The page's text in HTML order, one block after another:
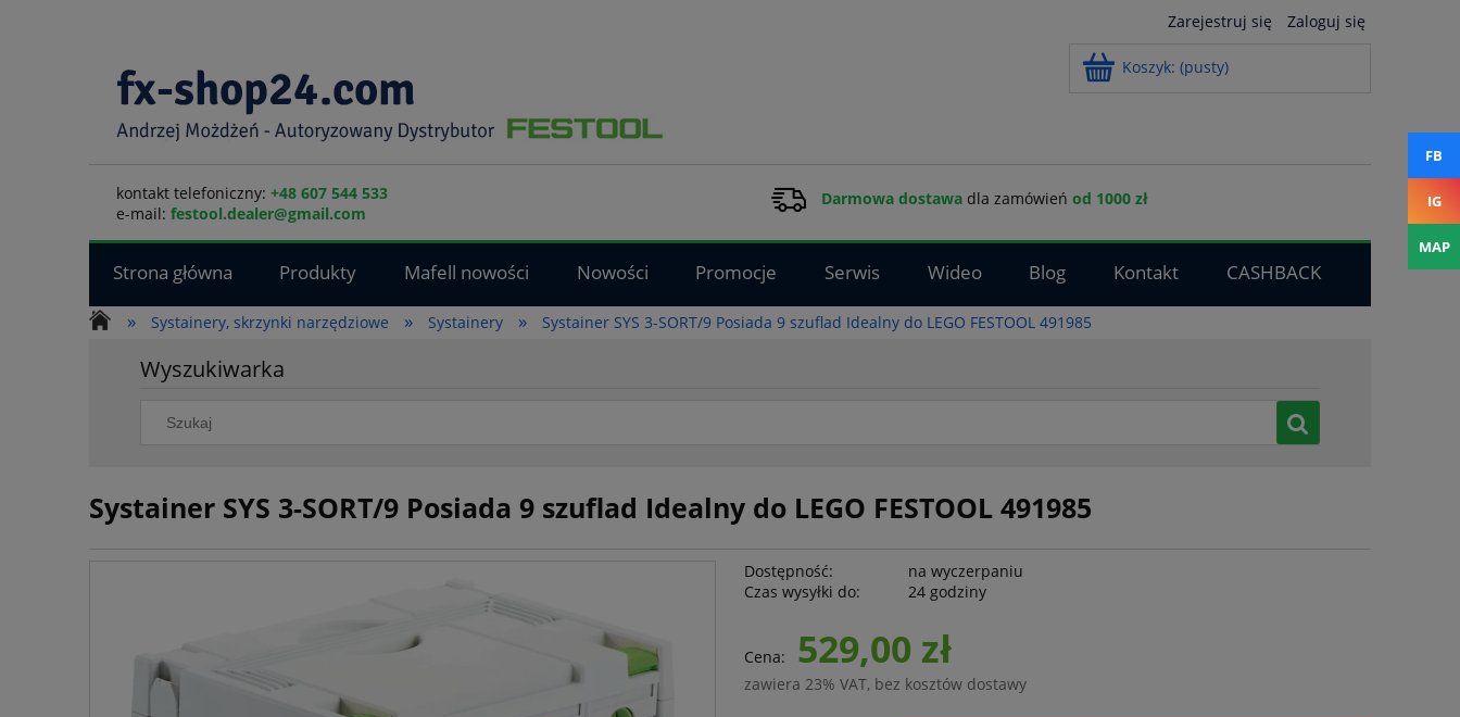
Zarejestruj się Zaloguj się
Koszyk: (pusty)
kontakt telefoniczny: +48 607 544 533
e-mail: festool.dealer@gmail.com
Darmowa dostawadla zamówień od 1000 zł
Strona główna Produkty Mafell nowości Nowości Promocje Serwis Wideo Blog Kontakt
CASHBACK
»
Systainery, skrzynki narzędziowe » Systainery » Systainer SYS 3-SORT/9 Posiada 9 szuflad Idealny do LEGO FESTOOL 491985
Wyszukiwarka
Systainer SYS 3-SORT/9 Posiada 9 szuflad Idealny do LEGO FESTOOL 491985
Dostępność:
na wyczerpaniu
Czas wysyłki do:
24 godziny
Cena: 529,00 zł
zawiera 23% VAT, bez kosztów dostawy
FB
IG
MAP